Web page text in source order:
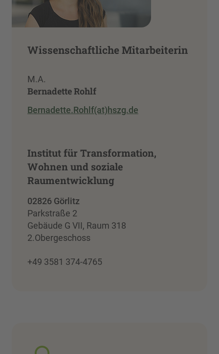
Wissenschaftliche Mitarbeiterin
M.A.
Bernadette Rohlf
Bernadette.Rohlf(at)hszg.de
Institut für Transformation,
Wohnen und soziale
Raumentwicklung
02826 Görlitz
Parkstraße 2
Gebäude G VII, Raum 318
2.Obergeschoss
+49 3581 374-4765